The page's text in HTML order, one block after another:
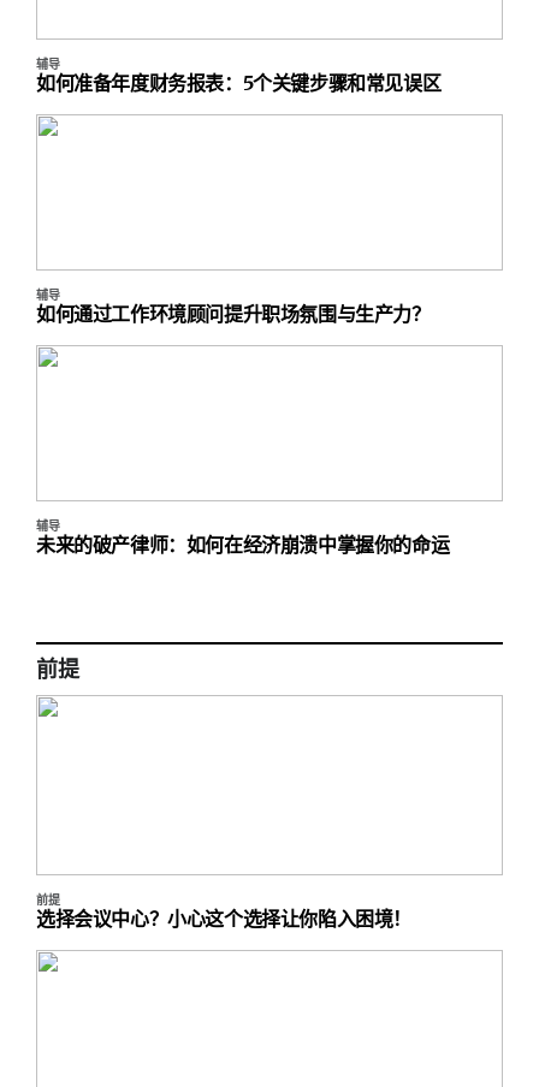
如何准备年度财务报表：5个关键步骤和常见误区
辅导
如何通过工作环境顾问提升职场氛围与生产力？
辅导
未来的破产律师：如何在经济崩溃中掌握你的命运
辅导
前提
选择会议中心？小心这个选择让你陷入困境！
前提